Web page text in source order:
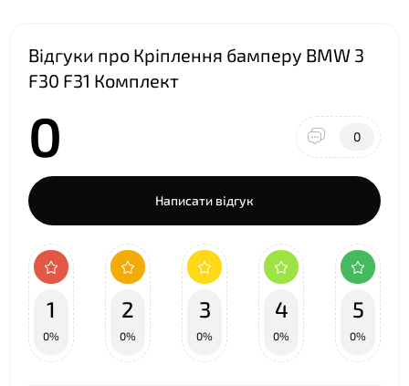
Відгуки про Кріплення бамперу BMW 3
F30 F31 Комплект
0 0
Написати відгук
1
0%
2
0%
3
0%
4
0%
5
0%